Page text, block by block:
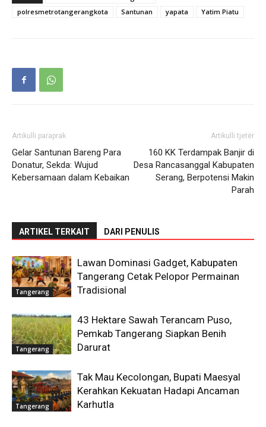
polresmetrotangerangkota
Santunan yapata Yatim Piatu
Artikulli paraprak
Gelar Santunan Bareng Para
Donatur, Sekda: Wujud
Kebersamaan dalam Kebaikan
Artikulli tjetër
160 KK Terdampak Banjir di
Desa Rancasanggal Kabupaten
Serang, Berpotensi Makin
Parah
ARTIKEL TERKAIT DARI PENULIS
Tangerang
Lawan Dominasi Gadget, Kabupaten
Tangerang Cetak Pelopor Permainan
Tradisional
Tangerang
43 Hektare Sawah Terancam Puso,
Pemkab Tangerang Siapkan Benih
Darurat
Tangerang
Tak Mau Kecolongan, Bupati Maesyal
Kerahkan Kekuatan Hadapi Ancaman
Karhutla